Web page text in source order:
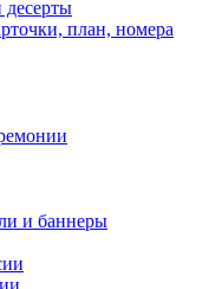
план, номера
и баннеры